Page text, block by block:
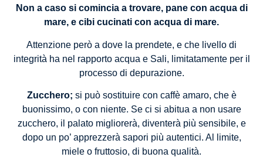
Non a caso si comincia a trovare, pane con acqua di
mare, e cibi cucinati con acqua di mare.
Attenzione però a dove la prendete, e che livello di
integrità ha nel rapporto acqua e Sali, limitatamente per il
processo di depurazione.
Zucchero; si può sostituire con caffè amaro, che è
buonissimo, o con niente. Se ci si abitua a non usare
zucchero, il palato migliorerà, diventerà più sensibile, e
dopo un po’ apprezzerà sapori più autentici. Al limite,
miele o fruttosio, di buona qualità.